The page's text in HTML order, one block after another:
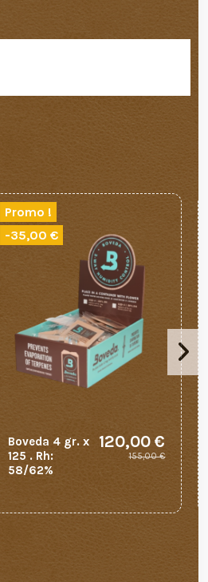
Promo !
-35,00 €
Boveda 4 gr. x
125 . Rh:
58/62%
120,00 €
155,00 €